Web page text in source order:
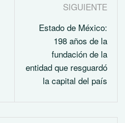
SIGUIENTE
Estado de México:
198 años de la
fundación de la
entidad que resguardó
la capital del país